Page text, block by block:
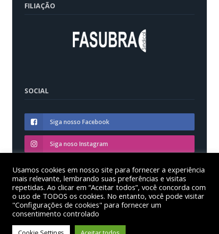
FILIAÇÃO
SOCIAL
Siga nosso Facebook
Siga noso Instagram
Siga nosso YouTube
© Sinditest – Sindicato dos trabalhadores em educação
das instituições federais de ensino superior no estado
Usamos cookies em nosso site para fornecer a experiência
mais relevante, lembrando suas preferências e visitas
repetidas. Ao clicar em “Aceitar todos”, você concorda com
o uso de TODOS os cookies. No entanto, você pode visitar
"Configurações de cookies" para fornecer um
consentimento controlado